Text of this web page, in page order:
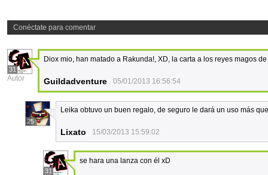
Conéctate para comentar
31
Autor
Diox mio, han matado a Rakunda!, XD, la carta a los reyes magos
Guildadventure 05/01/2013 16:56:54
25
Leika obtuvo un buen regalo, de seguro le dará un uso más
Lixato 15/03/2013 15:59:02
31
se hara una lanza con él xD